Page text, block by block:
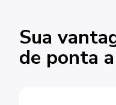
Sua
de ponta